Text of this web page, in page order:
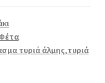
Φέτα
τυριά άλμης,τυριά